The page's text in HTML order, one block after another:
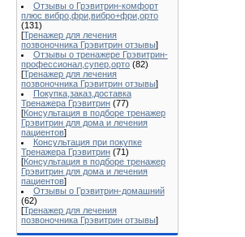
Отзывы о Грэвитрин-комфорт
плюс вибро,фри,вибро+фри,орто
(131)
[Тренажер для лечения
позвоночника Грэвитрин отзывы]
Отзывы о тренажере Грэвитрин-
профессионал,супер,орто (82)
[Тренажер для лечения
позвоночника Грэвитрин отзывы]
Покупка,заказ,доставка
Тренажера Грэвитрин (77)
[Консультация в подборе тренажер
Грэвитрин для дома и лечения
пациентов]
Консультация при покупке
Тренажера Грэвитрин (71)
[Консультация в подборе тренажер
Грэвитрин для дома и лечения
пациентов]
Отзывы о Грэвитрин-домашний
(62)
[Тренажер для лечения
позвоночника Грэвитрин отзывы]